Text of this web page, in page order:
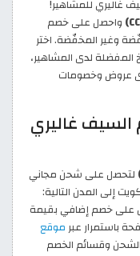
غاليري للمشاهير!
واحصل على خصم
وغير المخفّضة. اختر
المفضلة لدى المشاهير،
عروض وخصومات
غاليري
لتحصل على شحن مجاني
399 دينار داخل الكويت إلى المدن التالية:
على خصم إضافي بقيمة
موقع
وقسائم الخصم